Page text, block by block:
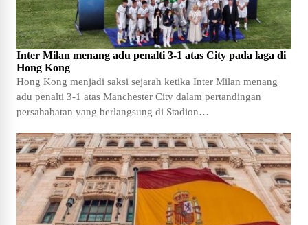
Inter Milan menang adu penalti 3-1 atas City pada laga di
Hong Kong
Hong Kong menjadi saksi sejarah ketika Inter Milan menang
adu penalti 3-1 atas Manchester City dalam pertandingan
persahabatan yang berlangsung di Stadion…